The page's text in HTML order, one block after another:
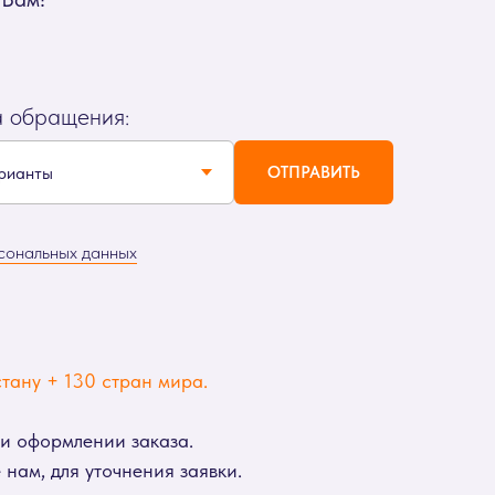
обращения:
ОТПРАВИТЬ
данных
+ 130 стран мира.
оформлении заказа.
для уточнения заявки.